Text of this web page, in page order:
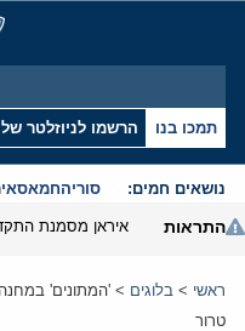
תמכו בנו הרשמו לניוזלטר
נושאים חמים: סוריהחמאס
התראות
ראשי > בלוגים > 'המתונים'
טרור